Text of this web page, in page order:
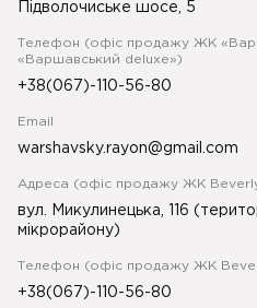
Підволочиське шосе, 5
Телефон (офіс продажу ЖК
«Варшавський deluxe»)
+38(067)-110-56-80
Email
warshavsky.rayon@gmail.com
Адреса (офіс продажу ЖК
вул. Микулинецька, 116
мікрорайону)
Телефон (офіс продажу ЖК
+38(067)-110-56-80